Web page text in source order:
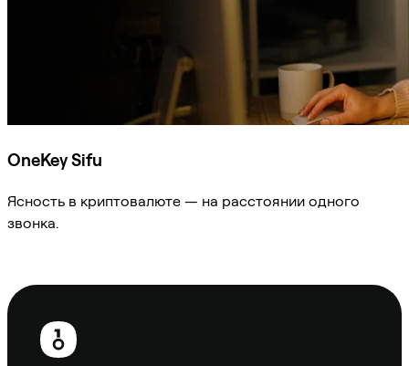
OneKey Sifu
Ясность в криптовалюте — на расстоянии одного
звонка.
Нижний
колонтитул